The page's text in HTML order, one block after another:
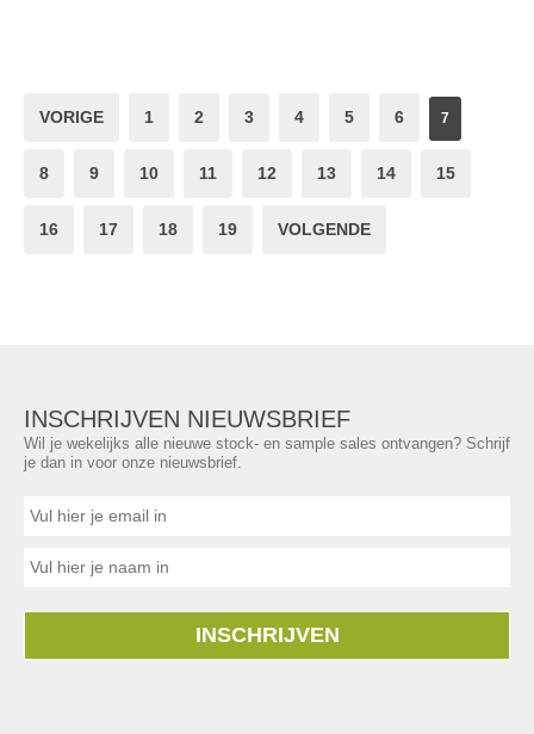
VORIGE 1 2 3 4 5 6 7
8 9 10 11 12 13 14 15
16 17 18 19 VOLGENDE
INSCHRIJVEN NIEUWSBRIEF
Wil je wekelijks alle nieuwe stock- en sample sales ontvangen? Schrijf
je dan in voor onze nieuwsbrief.
INSCHRIJVEN